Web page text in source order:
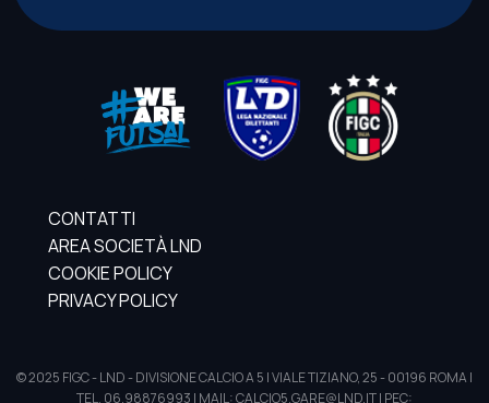
CONTATTI
AREA SOCIETÀ LND
COOKIE POLICY
PRIVACY POLICY
© 2025 FIGC - LND - DIVISIONE CALCIO A 5 | VIALE TIZIANO, 25 - 00196 ROMA |
TEL. 06.98876993 | MAIL: CALCIO5.GARE@LND.IT | PEC: